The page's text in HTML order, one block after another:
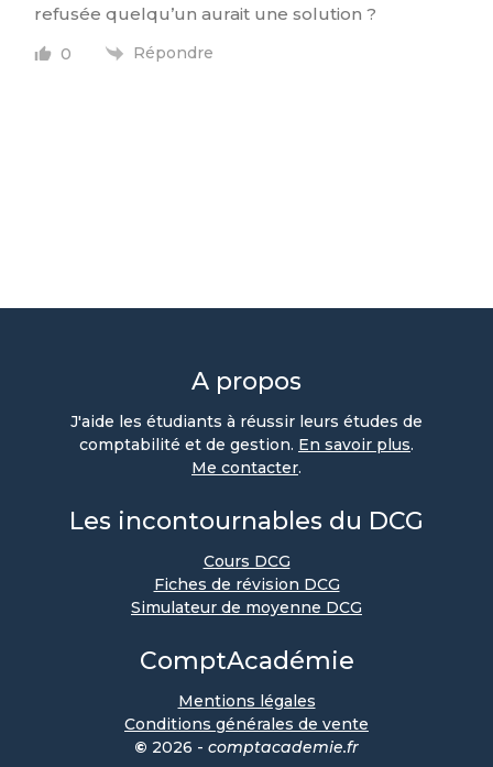
refusée quelqu’un aurait une solution ?
0 Répondre
A propos
J'aide les étudiants à réussir leurs études de
comptabilité et de gestion. En savoir plus.
Me contacter.
Les incontournables du DCG
Cours DCG
Fiches de révision DCG
Simulateur de moyenne DCG
ComptAcadémie
Mentions légales
Conditions générales de vente
© 2026 - comptacademie.fr